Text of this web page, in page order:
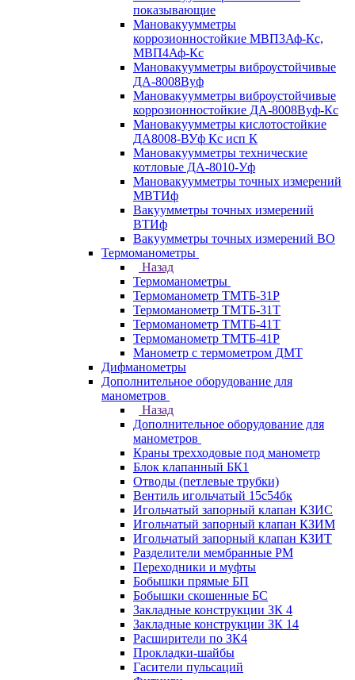
показывающие
Мановакуумметры
коррозионностойкие МВП3Аф-Кс,
МВП4Аф-Кс
Мановакуумметры виброустойчивые
ДА-8008Вуф
Мановакуумметры виброустойчивые
коррозионностойкие ДА-8008Вуф-Кс
Мановакуумметры кислотостойкие
ДА8008-ВУф Кс исп К
Мановакуумметры технические
котловые ДА-8010-Уф
Мановакуумметры точных измерений
МВТИф
Вакуумметры точных измерений
ВТИф
Вакуумметры точных измерений ВО
Термоманометры
Назад
Термоманометры
Термоманометр ТМТБ-31Р
Термоманометр ТМТБ-31Т
Термоманометр ТМТБ-41Т
Термоманометр ТМТБ-41Р
Манометр с термометром ДМТ
Дифманометры
Дополнительное оборудование для
манометров
Назад
Дополнительное оборудование для
манометров
Краны трехходовые под манометр
Блок клапанный БК1
Отводы (петлевые трубки)
Вентиль игольчатый 15с54бк
Игольчатый запорный клапан КЗИС
Игольчатый запорный клапан КЗИМ
Игольчатый запорный клапан КЗИТ
Разделители мембранные РМ
Переходники и муфты
Бобышки прямые БП
Бобышки скошенные БС
Закладные конструкции ЗК 4
Закладные конструкции ЗК 14
Расширители по ЗК4
Прокладки-шайбы
Гасители пульсаций